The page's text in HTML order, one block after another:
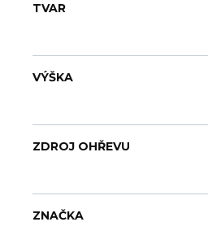
TVAR
VÝŠKA
ZDROJ OHŘEVU
ZNAČKA